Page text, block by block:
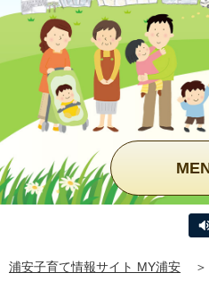
浦安子育て情報サイト MY浦安 ＞